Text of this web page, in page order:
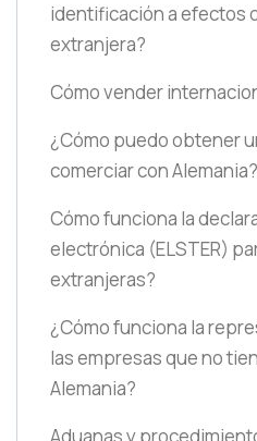
identificación a efectos
extranjera?
Cómo vender
¿Cómo puedo obtener
comerciar con Alemania?
Cómo funciona la
electrónica (ELSTER)
extranjeras?
¿Cómo funciona la
las empresas que no
Alemania?